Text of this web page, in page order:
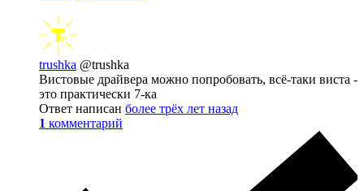
trushka @trushka
Вистовые драйвера можно попробовать, всё-таки виста -
это практически 7-ка
Ответ написан более трёх лет назад
1 комментарий